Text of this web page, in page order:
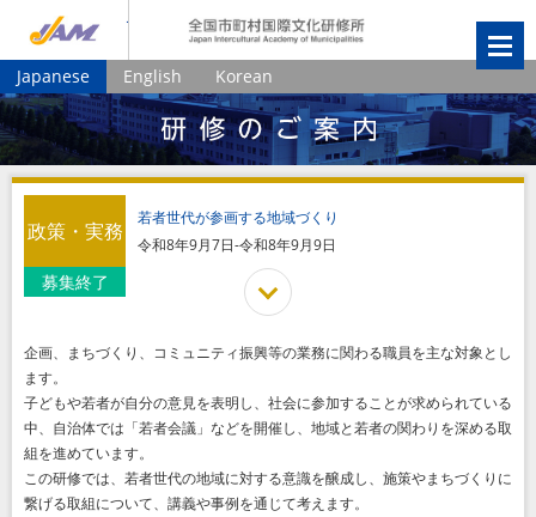
Japanese English Korean
若者世代が参画する地域づくり
令和8年9月7日-令和8年9月9日
政策・実務
募集終了
企画、まちづくり、コミュニティ振興等の業務に関わる職員を主な対象とし
ます。
子どもや若者が自分の意見を表明し、社会に参加することが求められている
中、自治体では「若者会議」などを開催し、地域と若者の関わりを深める取
組を進めています。
この研修では、若者世代の地域に対する意識を醸成し、施策やまちづくりに
繋げる取組について、講義や事例を通じて考えます。